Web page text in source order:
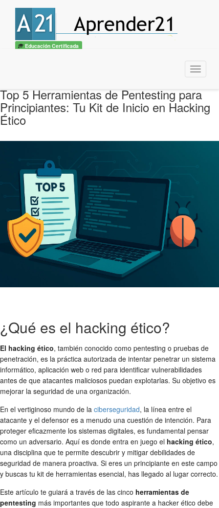
Educación Certificada
Menu
Top 5 Herramientas de Pentesting para
Principiantes: Tu Kit de Inicio en Hacking
Ético
¿Qué es el hacking ético?
El hacking ético, también conocido como pentesting o pruebas de
penetración, es la práctica autorizada de intentar penetrar un sistema
informático, aplicación web o red para identificar vulnerabilidades
antes de que atacantes maliciosos puedan explotarlas. Su objetivo es
mejorar la seguridad de una organización.
En el vertiginoso mundo de la ciberseguridad, la línea entre el
atacante y el defensor es a menudo una cuestión de intención. Para
proteger eficazmente los sistemas digitales, es fundamental pensar
como un adversario. Aquí es donde entra en juego el hacking ético,
una disciplina que te permite descubrir y mitigar debilidades de
seguridad de manera proactiva. Si eres un principiante en este campo
y buscas tu kit de herramientas esencial, has llegado al lugar correcto.
Este artículo te guiará a través de las cinco herramientas de
pentesting más importantes que todo aspirante a hacker ético debe